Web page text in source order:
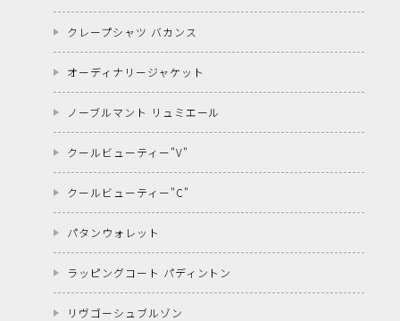
クレープシャツ バカンス
オーディナリージャケット
ノーブルマント リュミエール
クールビューティー"V"
クールビューティー"C"
パタンウォレット
ラッピングコート パディントン
リヴゴーシュブルゾン